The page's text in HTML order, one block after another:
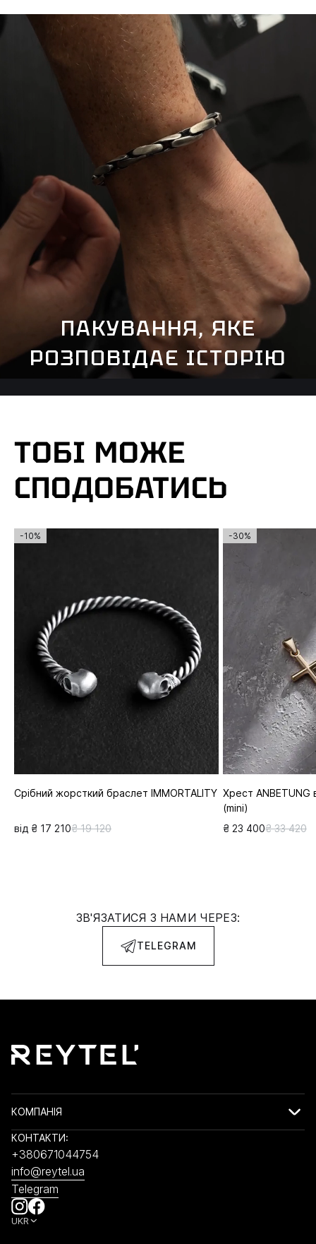
ПАКУВАННЯ, ЯКЕ
РОЗПОВІДАЄ ІСТОРІЮ
ТОБІ МОЖЕ
СПОДОБАТИСЬ
-10%
Срібний жорсткий браслет IMMORTALITY
від ₴ 17 210₴ 19 120
-30%
Хрест ANBETUNG
(mini)
₴ 23 400₴ 33 420
ЗВ'ЯЗАТИСЯ З НАМИ ЧЕРЕЗ:
TELEGRAM
КОМПАНІЯ
КОНТАКТИ:
+380671044754
info@reytel.ua
Telegram
UKR